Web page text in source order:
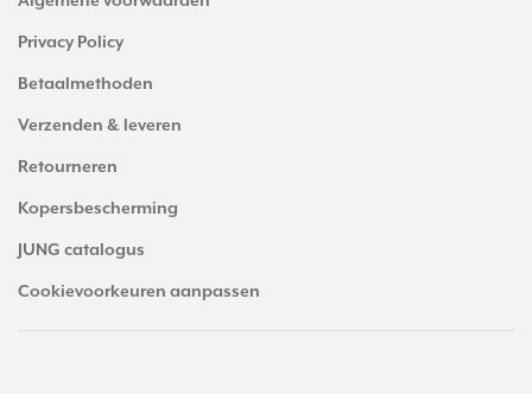
Privacy Policy
Betaalmethoden
Verzenden & leveren
Retourneren
Kopersbescherming
JUNG catalogus
Cookievoorkeuren aanpassen